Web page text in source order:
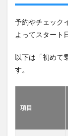
予約やチェック
よってスタート
以下は「初めて
す。
項目